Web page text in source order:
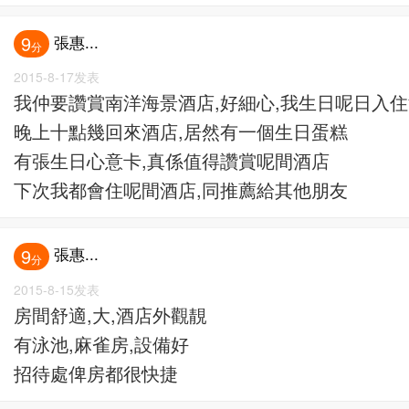
9分 張惠...
2015-8-17发表
我仲要讚賞南洋海景酒店,好細心,我生日呢日入
晚上十點幾回來酒店,居然有一個生日蛋糕
有張生日心意卡,真係值得讚賞呢間酒店
下次我都會住呢間酒店,同推薦給其他朋友
9分 張惠...
2015-8-15发表
房間舒適,大,酒店外觀靚
有泳池,麻雀房,設備好
招待處俾房都很快捷